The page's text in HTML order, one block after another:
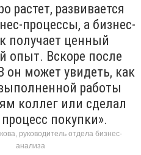
растет, развивается
процессы, а бизнес-
получает ценный
опыт. Вскоре после
он может увидеть, как
работы
коллег или сделал
покупки».
руководитель отдела бизнес-
анализа